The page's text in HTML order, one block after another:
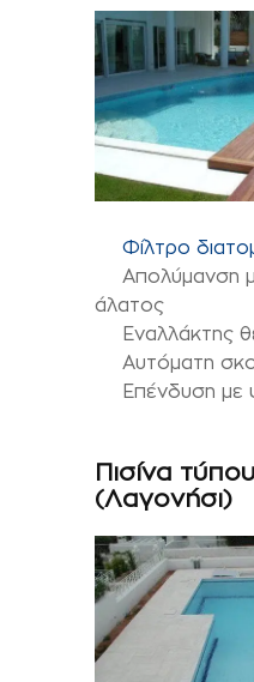
Φίλτρο
Απολύμανση
άλατος
Εναλλάκτης
Αυτόματη
Επένδυση με
Πισίνα
(Λαγονήσι)